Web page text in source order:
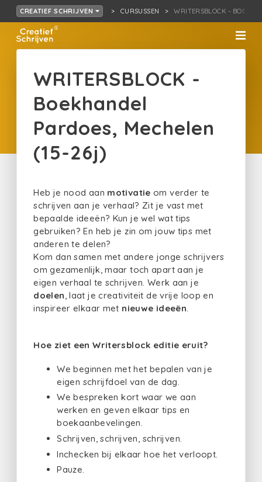
CREATIEF SCHRIJVEN CURSUSSEN WRITERSBLOCK -
WRITERSBLOCK -
Boekhandel
Pardoes, Mechelen
(15-26j)
Heb je nood aan motivatie om verder te
schrijven aan je verhaal? Zit je vast met
bepaalde ideeën? Kun je wel wat tips
gebruiken? En heb je zin om jouw tips met
anderen te delen?
Kom dan samen met andere jonge schrijvers
om gezamenlijk, maar toch apart aan je
eigen verhaal te schrijven. Werk aan je
doelen, laat je creativiteit de vrije loop en
inspireer elkaar met nieuwe ideeën.
Hoe ziet een Writersblock editie eruit?
We beginnen met het bepalen van je
eigen schrijfdoel van de dag.
We bespreken kort waar we aan
werken en geven elkaar tips en
boekaanbevelingen.
Schrijven, schrijven, schrijven.
Inchecken bij elkaar hoe het verloopt.
Pauze.